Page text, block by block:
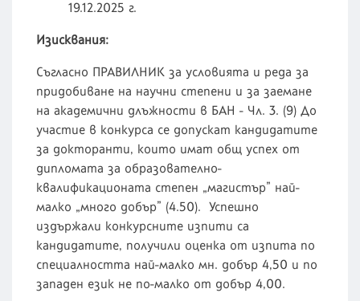
19.12.2025 г.
Изисквания:
Съгласно ПРАВИЛНИК за условията и реда за
придобиване на научни степени и за заемане
на академични длъжности в БАН - Чл. 3. (9) До
участие в конкурса се допускат кандидатите
за докторанти, които имат общ успех от
дипломата за образователно-
квалификационата степен „магистър” най-
малко „много добър” (4.50). Успешно
издържали конкурсните изпити са
кандидатите, получили оценка от изпита по
специалността най-малко мн. добър 4,50 и по
западен език не по-малко от добър 4,00.